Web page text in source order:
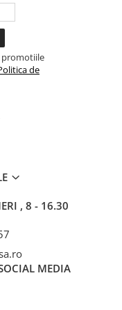
promotiile
de
, 8 - 16.30
MEDIA